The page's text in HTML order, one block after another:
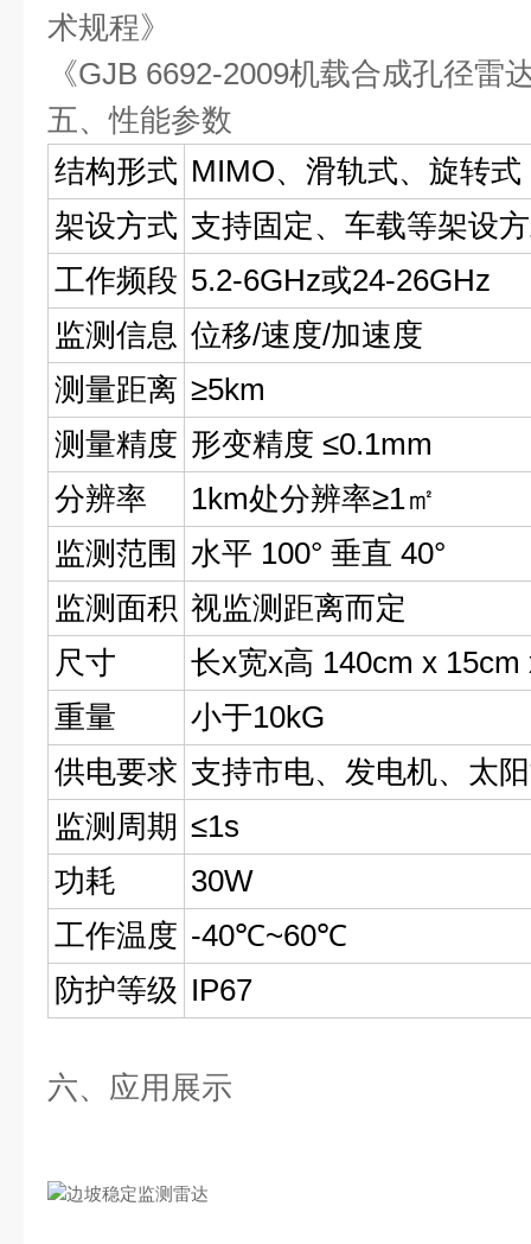
术规程》
《GJB 6692-2009机载合成孔径雷
五、性能参数
结构形式 MIMO、滑轨式、旋转式
架设方式 支持固定、车载等架设
工作频段 5.2-6GHz或24-26GHz
监测信息 位移/速度/加速度
测量距离 ≥5km
测量精度 形变精度 ≤0.1mm
分辨率
1km处分辨率≥1㎡
监测范围 水平 100° 垂直 40°
监测面积 视监测距离而定
尺寸
长x宽x高 140cm x 15cm
重量
小于10kG
供电要求 支持市电、发电机、太
监测周期 ≤1s
功耗
30W
工作温度 -40℃~60℃
防护等级 IP67
六、应用展示